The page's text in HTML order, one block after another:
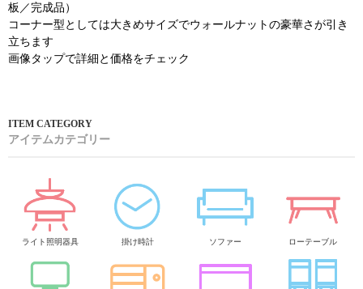
板／完成品）
コーナー型としては大きめサイズでウォールナットの豪華さが引き
立ちます
画像タップで詳細と価格をチェック
アイテムカテゴリー
ライト照明器具 掛け時計 ソファー ローテーブル